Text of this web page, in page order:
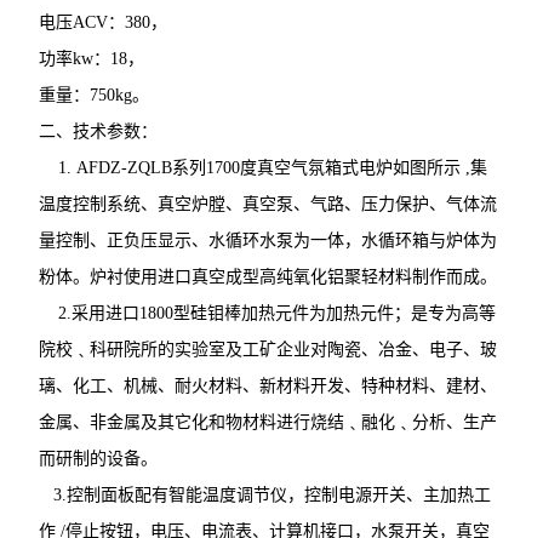
电压ACV：380，
功率kw：18，
重量：750kg。
二、技术参数：
1. AFDZ-ZQLB系列1700度真空气氛箱式电炉如图所示 ,集
温度控制系统、真空炉膛、真空泵、气路、压力保护、气体流
量控制、正负压显示、水循环水泵为一体，水循环箱与炉体为
粉体。炉衬使用进口真空成型高纯氧化铝聚轻材料制作而成。
2.采用进口1800型硅钼棒加热元件为加热元件；是专为高等
院校﹑科研院所的实验室及工矿企业对陶瓷、冶金、电子、玻
璃、化工、机械、耐火材料、新材料开发、特种材料、建材、
金属、非金属及其它化和物材料进行烧结﹑融化﹑分析、生产
而研制的设备。
3.控制面板配有智能温度调节仪，控制电源开关、主加热工
作 /停止按钮，电压、电流表、计算机接口，水泵开关，真空